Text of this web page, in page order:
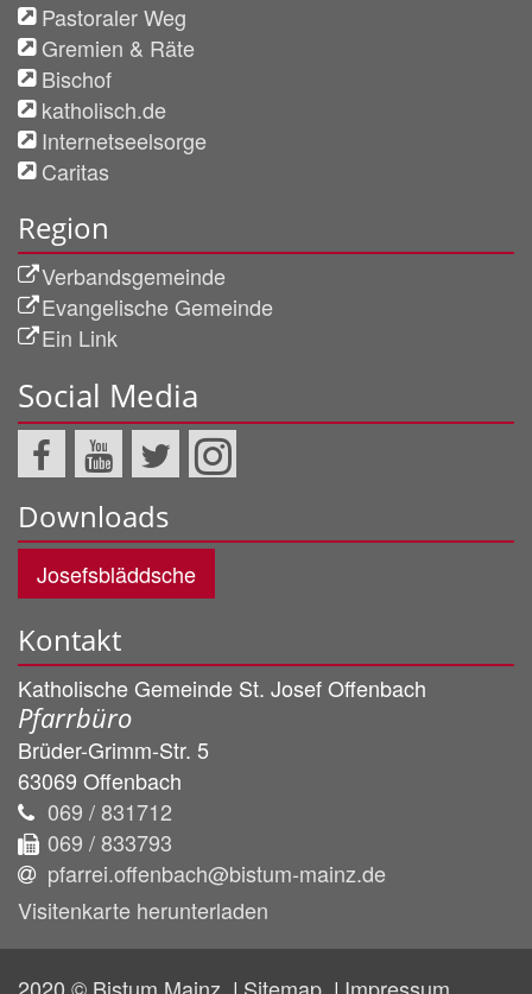
Pastoraler Weg
Gremien & Räte
Bischof
katholisch.de
Internetseelsorge
Caritas
Region
Verbandsgemeinde
Evangelische Gemeinde
Ein Link
Social Media
Downloads
Josefsbläddsche
Kontakt
Katholische Gemeinde St. Josef Offenbach
Pfarrbüro
Brüder-Grimm-Str. 5
63069 Offenbach
069 / 831712
069 / 833793
pfarrei.offenbach@bistum-mainz.de
Visitenkarte herunterladen